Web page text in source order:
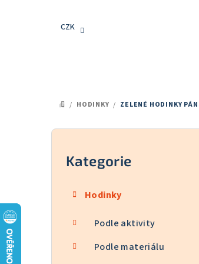
CZK
DOMŮ
/ HODINKY / ZELENÉ HODINKY
P
Přeskočit
kategorie
Kategorie
Hodinky
Podle aktivity
Podle materiálu